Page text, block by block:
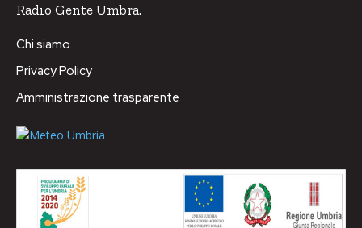
Radio Gente Umbra.
Chi siamo
Privacy Policy
Amministrazione trasparente